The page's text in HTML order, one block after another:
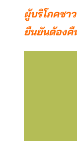
ผู้บริโภคชา
ยืนยันต้องคื